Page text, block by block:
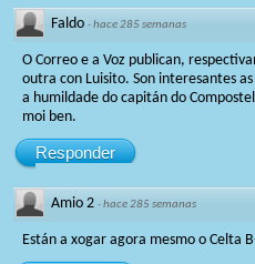
Faldo ·hace 285 semanas
O Correo e a Voz publican,
outra con Luisito. Son interesantes
a humildade do capitán do
moi ben.
Responder
Amio 2 ·hace 285 semanas
Están a xogar agora mesmo o Celta